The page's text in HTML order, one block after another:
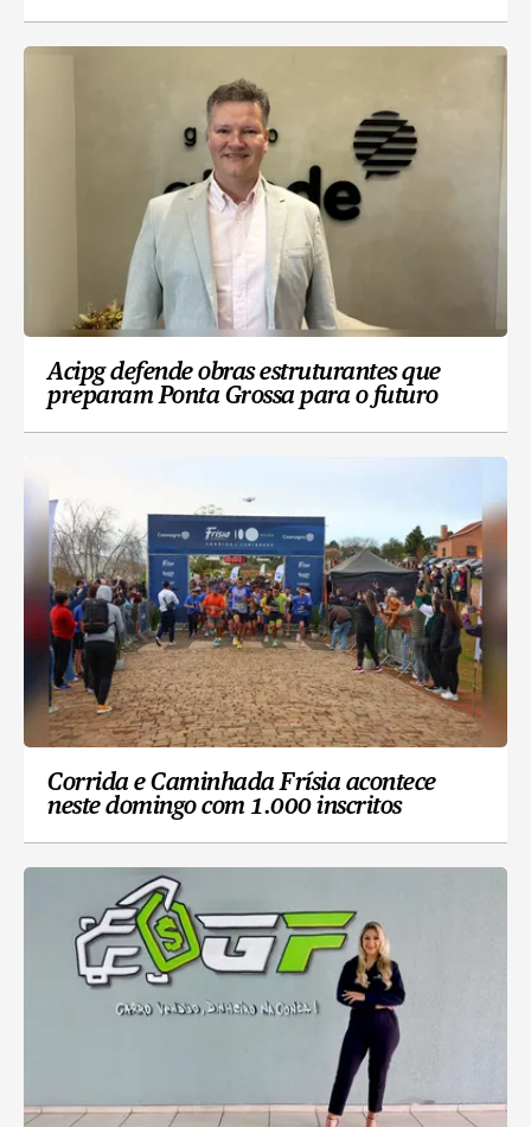
Acipg defende obras estruturantes que
preparam Ponta Grossa para o futuro
Corrida e Caminhada Frísia acontece
neste domingo com 1.000 inscritos